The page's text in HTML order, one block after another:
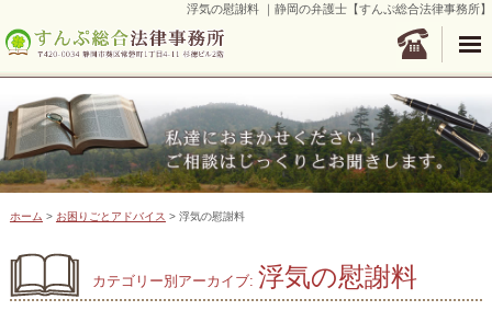
浮気の慰謝料 ｜静岡の弁護士【すんぷ総合法律事務所】
ホーム > お困りごとアドバイス > 浮気の慰謝料
カテゴリー別アーカイブ: 浮気の慰謝料